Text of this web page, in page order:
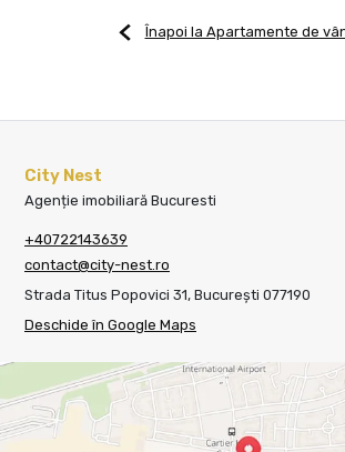
Înapoi la Apartamente de
City Nest
Agenție imobiliară Bucuresti
+40722143639
contact@city-nest.ro
Strada Titus Popovici 31, București 077190
Deschide în Google Maps